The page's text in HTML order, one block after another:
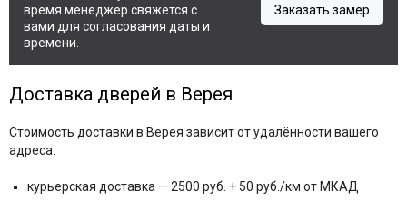
время менеджер свяжется с
вами для согласования даты и
времени.
Заказать замер
Доставка дверей в Верея
Стоимость доставки в Верея зависит от удалённости вашего
адреса:
курьерская доставка — 2500 руб. + 50 руб./км от МКАД